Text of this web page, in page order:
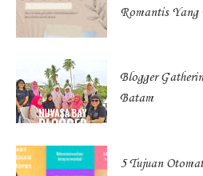
Romantis
Blogger
Batam
5 Tujuan